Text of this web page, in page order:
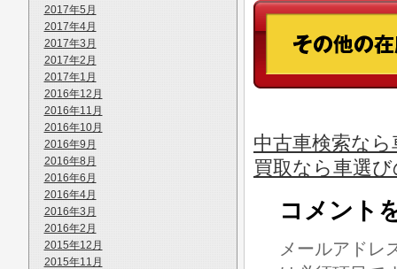
2017年5月
2017年4月
2017年3月
2017年2月
2017年1月
2016年12月
2016年11月
2016年10月
2016年9月
2016年8月
2016年6月
2016年4月
2016年3月
2016年2月
2015年12月
2015年11月
中古車検索な
買取なら車選
コメント
メールアドレ